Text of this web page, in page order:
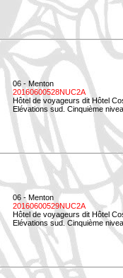
06 - Menton
20160600528NUC2A
Hôtel de voyageurs dit Hôtel
Elévations sud. Cinquième
06 - Menton
20160600529NUC2A
Hôtel de voyageurs dit Hôtel
Elévations sud. Cinquième